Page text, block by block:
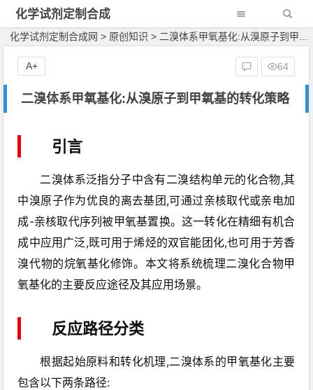
化学试剂定制合成
网
化学试剂定制合成网 > 原创知识 > 二溴体系甲氧基化:从溴原子到甲氧基的转化策略
二溴体系甲氧基化:从溴原子到甲氧基的转化策略
64
A+
引言
二溴体系泛指分子中含有二溴结构单元的化合物,其
中溴原子作为优良的离去基团,可通过亲核取代或亲电加
成-亲核取代序列被甲氧基置换。这一转化在精细有机合
成中应用广泛,既可用于烯烃的双官能团化,也可用于芳香
溴代物的烷氧基化修饰。本文将系统梳理二溴化合物甲
氧基化的主要反应途径及其应用场景。
反应路径分类
根据起始原料和转化机理,二溴体系的甲氧基化主要
包含以下两条路径: